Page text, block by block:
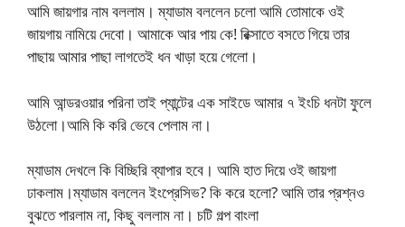
আমি জায়গার নাম বললাম। ম্যাডাম বললেন চলো আমি তোমাকে ওই
জায়গায় নামিয়ে দেবো। আমাকে আর পায় কে! রিক্সাতে বসতে গিয়ে তার
পাছায় আমার পাছা লাগতেই ধন খাড়া হয়ে গেলো।
আমি আন্ডরওয়ার পরিনা তাই প্যান্টের এক সাইডে আমার ৭ ইংচি ধনটা ফুলে
উঠলো।আমি কি করি ভেবে পেলাম না।
ম্যাডাম দেখলে কি বিচ্ছিরি ব্যাপার হবে। আমি হাত দিয়ে ওই জায়গা
ঢাকলাম।ম্যাডাম বললেন ইংপ্রেসিভ? কি করে হলো? আমি তার প্রশ্নও
বুঝতে পারলাম না, কিছু বললাম না। চটি গল্প বাংলা